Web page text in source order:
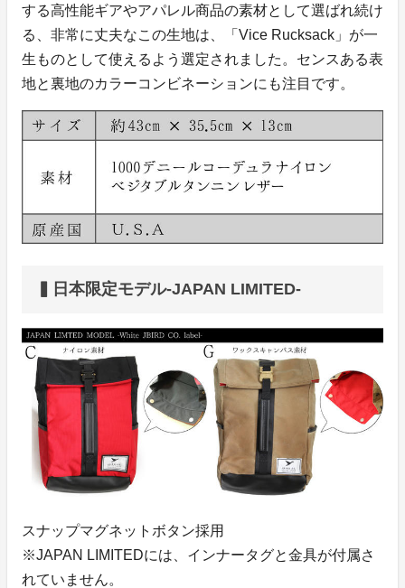
する高性能ギアやアパレル商品の素材として選ばれ続け
る、非常に丈夫なこの生地は、「Vice Rucksack」が一
生ものとして使えるよう選定されました。センスある表
地と裏地のカラーコンビネーションにも注目です。
▍日本限定モデル-JAPAN LIMITED-
スナップマグネットボタン採用
※JAPAN LIMITEDには、インナータグと金具が付属さ
れていません。